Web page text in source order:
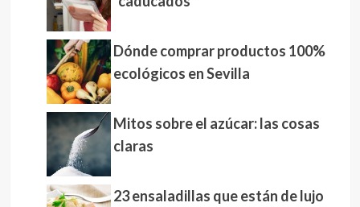
Dónde comprar productos 100%
ecológicos en Sevilla
Mitos sobre el azúcar: las cosas
claras
23 ensaladillas que están de lujo